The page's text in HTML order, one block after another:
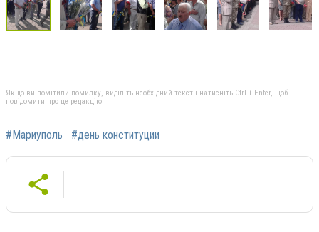
Якщо ви помітили помилку, виділіть необхідний текст і натисніть Ctrl + Enter, щоб
повідомити про це редакцію
#Мариуполь #день конституции